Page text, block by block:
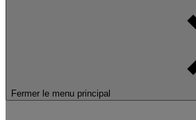
Fermer le menu principal